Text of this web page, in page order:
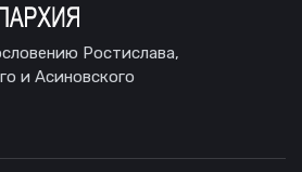
Ростислава,
и Асиновского